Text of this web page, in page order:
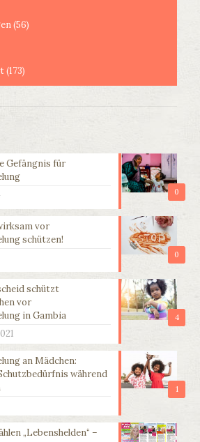
(56)
(173)
0
Gefängnis für
0
vor
schützen!
4
schützt
vor
in Gambia
1
an Mädchen:
während
„Lebenshelden“ –